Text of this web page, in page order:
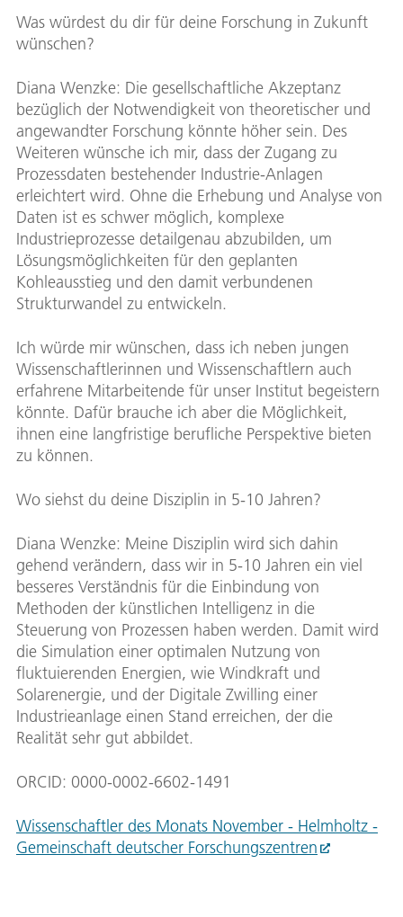
Was würdest du dir für deine Forschung in Zukunft
wünschen?
Diana Wenzke: Die gesellschaftliche Akzeptanz
bezüglich der Notwendigkeit von theoretischer und
angewandter Forschung könnte höher sein. Des
Weiteren wünsche ich mir, dass der Zugang zu
Prozessdaten bestehender Industrie-Anlagen
erleichtert wird. Ohne die Erhebung und Analyse von
Daten ist es schwer möglich, komplexe
Industrieprozesse detailgenau abzubilden, um
Lösungsmöglichkeiten für den geplanten
Kohleausstieg und den damit verbundenen
Strukturwandel zu entwickeln.
Ich würde mir wünschen, dass ich neben jungen
Wissenschaftlerinnen und Wissenschaftlern auch
erfahrene Mitarbeitende für unser Institut begeistern
könnte. Dafür brauche ich aber die Möglichkeit,
ihnen eine langfristige berufliche Perspektive bieten
zu können.
Wo siehst du deine Disziplin in 5-10 Jahren?
Diana Wenzke: Meine Disziplin wird sich dahin
gehend verändern, dass wir in 5-10 Jahren ein viel
besseres Verständnis für die Einbindung von
Methoden der künstlichen Intelligenz in die
Steuerung von Prozessen haben werden. Damit wird
die Simulation einer optimalen Nutzung von
fluktuierenden Energien, wie Windkraft und
Solarenergie, und der Digitale Zwilling einer
Industrieanlage einen Stand erreichen, der die
Realität sehr gut abbildet.
ORCID: 0000-0002-6602-1491
Wissenschaftler des Monats November - Helmholtz -
Gemeinschaft deutscher Forschungszentren